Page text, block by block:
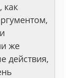
как
же
действия,